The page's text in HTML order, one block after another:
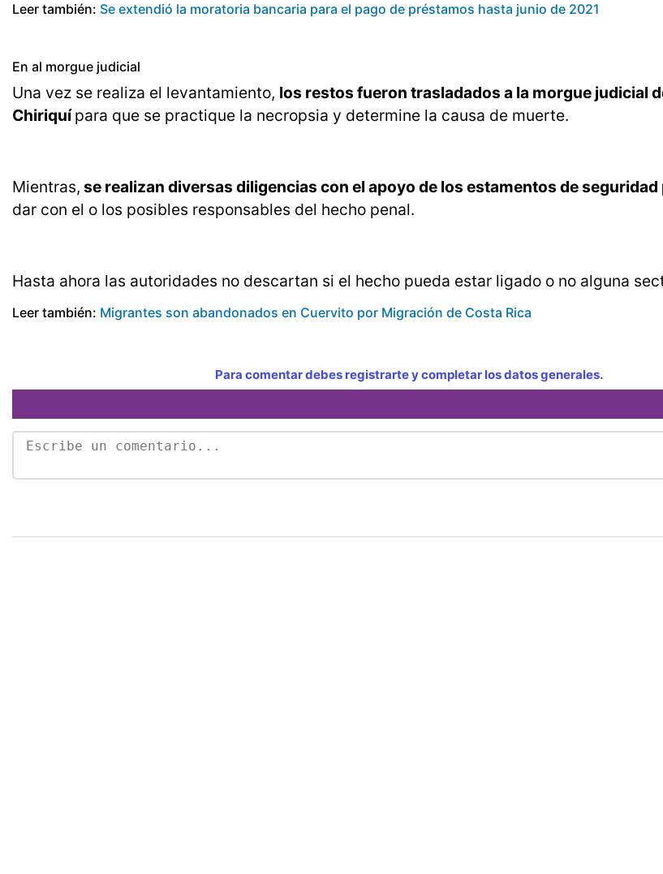
Leer también: Se extendió la moratoria bancaria para el pago de préstamos hasta junio de 2021
En al morgue judicial
Una vez se realiza el levantamiento, los restos fueron trasladados a la morgue judicial
Chiriquípara que se practique la necropsia y determine la causa de muerte.
Mientras, se realizan diversas diligencias con el apoyo de los estamentos de
dar con el o los posibles responsables del hecho penal.
Hasta ahora las autoridades no descartan si el hecho pueda estar ligado o no alguna
Leer también: Migrantes son abandonados en Cuervito por Migración de Costa Rica
Para comentar debes registrarte y completar los datos generales.